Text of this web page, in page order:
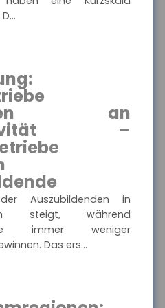
an
–
Auszubildenden in
steigt, während
immer weniger
Das ers...
Verein -
Verein -
Pflegetagegeld
alle wichtigen
und
Druckstücke zur
Vereins.